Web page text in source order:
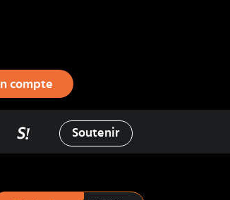
compte
DiscordLa Salty Room sur Pokémon
Soutenir